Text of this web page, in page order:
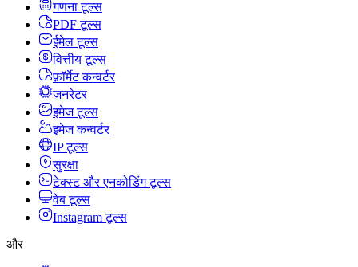
गणना टूल्स
PDF टूल्स
ईमेल टूल्स
वित्तीय टूल्स
फ़ॉर्मेट कन्वर्टर
जनरेटर
इमेज टूल्स
इमेज कन्वर्टर
IP टूल्स
सुरक्षा
टेक्स्ट और एनकोडिंग टूल्स
वेब टूल्स
Instagram टूल्स
और